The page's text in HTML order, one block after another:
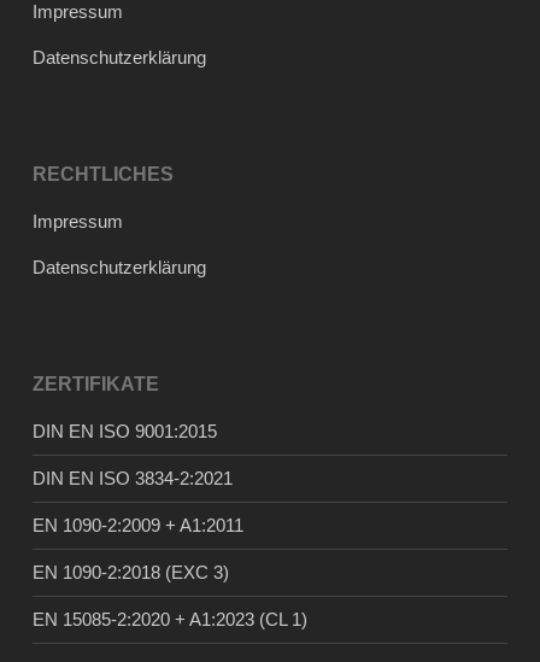
Impressum
Datenschutzerklärung
RECHTLICHES
Impressum
Datenschutzerklärung
ZERTIFIKATE
DIN EN ISO 9001:2015
DIN EN ISO 3834-2:2021
EN 1090-2:2009 + A1:2011
EN 1090-2:2018 (EXC 3)
EN 15085-2:2020 + A1:2023 (CL 1)